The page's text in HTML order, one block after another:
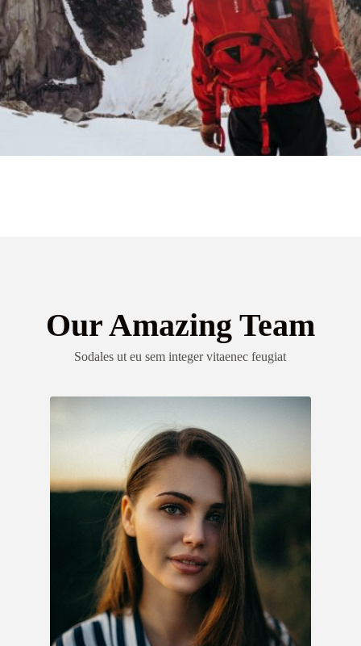
Our Amazing Team
Sodales ut eu sem integer vitaenec feugiat